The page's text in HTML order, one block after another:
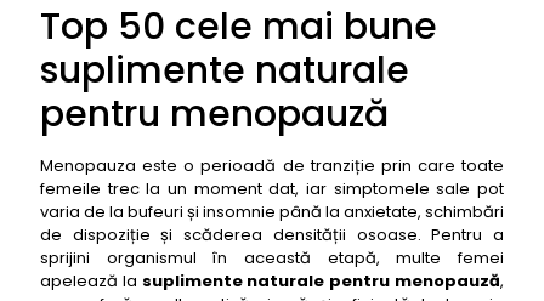
Top 50 cele mai bune
suplimente naturale
pentru menopauză
Menopauza este o perioadă de tranziție prin care toate
femeile trec la un moment dat, iar simptomele sale pot
varia de la bufeuri și insomnie până la anxietate, schimbări
de dispoziție și scăderea densității osoase. Pentru a
sprijini organismul în această etapă, multe femei
apelează la suplimente naturale pentru menopauză,